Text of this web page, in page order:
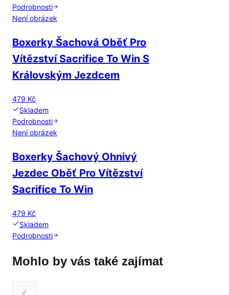
Podrobnosti
Není obrázek
Boxerky Šachová Oběť Pro
Vítězství Sacrifice To Win S
Královským Jezdcem
479 Kč
Skladem
Podrobnosti
Není obrázek
Boxerky Šachový Ohnivý
Jezdec Oběť Pro Vítězství
Sacrifice To Win
479 Kč
Skladem
Podrobnosti
Mohlo by vás také zajímat